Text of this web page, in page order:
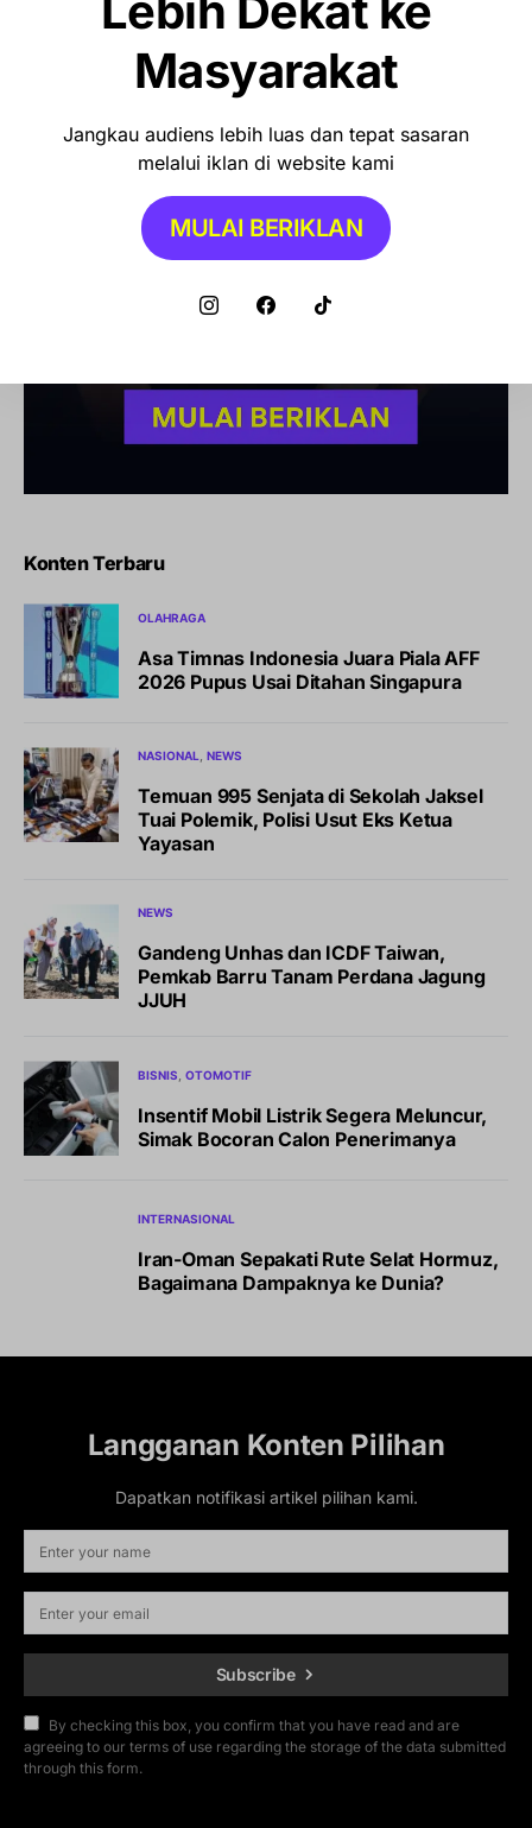
Konten Terbaru
OLAHRAGA
Asa Timnas Indonesia Juara Piala AFF
2026 Pupus Usai Ditahan Singapura
NASIONAL NEWS
Temuan 995 Senjata di Sekolah Jaksel
Tuai Polemik, Polisi Usut Eks Ketua
Yayasan
NEWS
Gandeng Unhas dan ICDF Taiwan,
Pemkab Barru Tanam Perdana Jagung
JJUH
BISNIS OTOMOTIF
Insentif Mobil Listrik Segera Meluncur,
Simak Bocoran Calon Penerimanya
INTERNASIONAL
Iran-Oman Sepakati Rute Selat Hormuz,
Bagaimana Dampaknya ke Dunia?
Langganan Konten Pilihan
Dapatkan notifikasi artikel pilihan kami.
Subscribe
By checking this box, you confirm that you have read and are
agreeing to our terms of use regarding the storage of the data submitted
through this form.
Masyarakat
Jangkau audiens lebih luas dan tepat sasaran
melalui iklan di website kami
MULAI BERIKLAN